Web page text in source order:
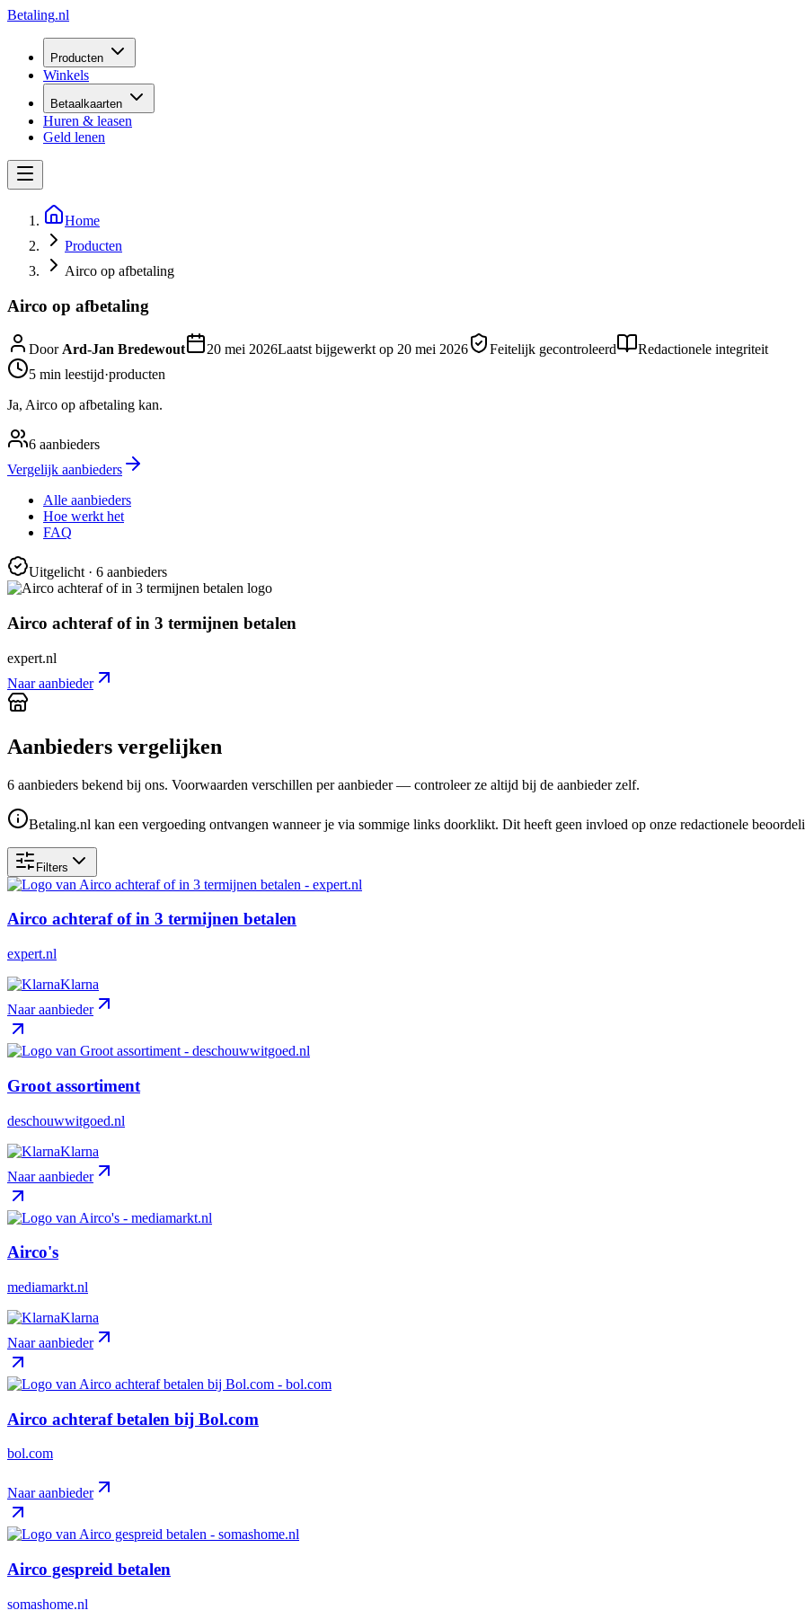
Betaling.nl
Producten
Winkels
Betaalkaarten
Huren & leasen
Geld lenen
Home
Producten
Airco op afbetaling
Airco op afbetaling
DoorArd-Jan Bredewout 20 mei 2026Laatst bijgewerkt op 20 mei 2026 Feitelijk gecontroleerd
Redactionele integriteit
5 min leestijd·producten
Ja, Airco op afbetaling kan.
6 aanbieders
Vergelijk aanbieders
Alle aanbieders
Hoe werkt het
FAQ
Uitgelicht· 6 aanbieders
Airco achteraf of in 3 termijnen betalen
expert.nl
Naar aanbieder
Aanbieders vergelijken
6 aanbieders bekend bij ons. Voorwaarden verschillen per aanbieder — controleer ze altijd bij de aanbieder zelf.
Betaling.nl kan een vergoeding ontvangen wanneer je via sommige links doorklikt. Dit heeft geen invloed op onze redactionele
Filters
Airco achteraf of in 3 termijnen betalen
expert.nl
Klarna
Naar aanbieder
Groot assortiment
deschouwwitgoed.nl
Klarna
Naar aanbieder
Airco's
mediamarkt.nl
Klarna
Naar aanbieder
Airco achteraf betalen bij Bol.com
bol.com
Naar aanbieder
Airco gespreid betalen
somashome.nl